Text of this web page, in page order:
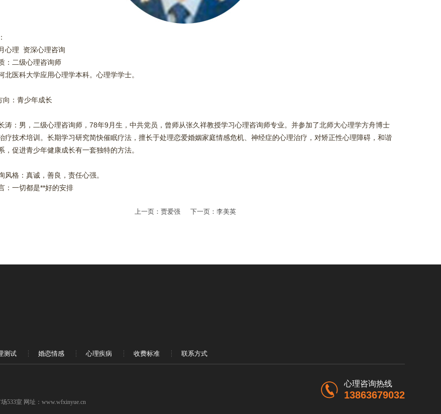
心理 资深心理咨询
：二级心理咨询师
北医科大学应用心理学本科。心理学学士。
向：青少年成长
：男，二级心理咨询师，78年9月生，中共党员，曾师从张久祥教授学习心理咨询师专业。并参加了北师大心理学方舟博士
疗技术培训。长期学习研究简快催眠疗法，擅长于处理恋爱婚姻家庭情感危机、神经症的心理治疗，对矫正性心理障碍，和谐
，促进青少年健康成长有一套独特的方法。
格：真诚，善良，责任心强。
一切都是**好的安排
上一页： 贾爱强 下一页： 李美英
测试 婚恋情感 心理疾病 收费标准 联系方式
533室 网址：www.wfxinyue.cn
心理咨询热线
13863679032